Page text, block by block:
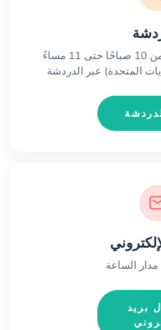
خدمة العملاء متاحة يوميًا من 10 صباحًا حتى 11 مساءً
الساعة
بريد